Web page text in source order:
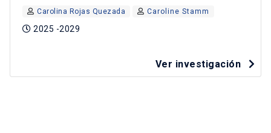
Carolina Rojas Quezada Caroline Stamm
2025 -2029
Ver investigación